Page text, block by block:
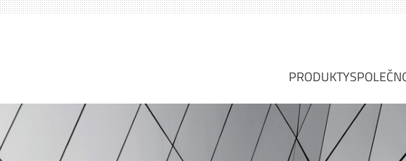
PRODUKTY
PLOCHÁ TĚSNĚNÍ
PLOCHÁ TĚSNICÍ
TĚSNĚNÍ Z
O NÁS
VIZE,